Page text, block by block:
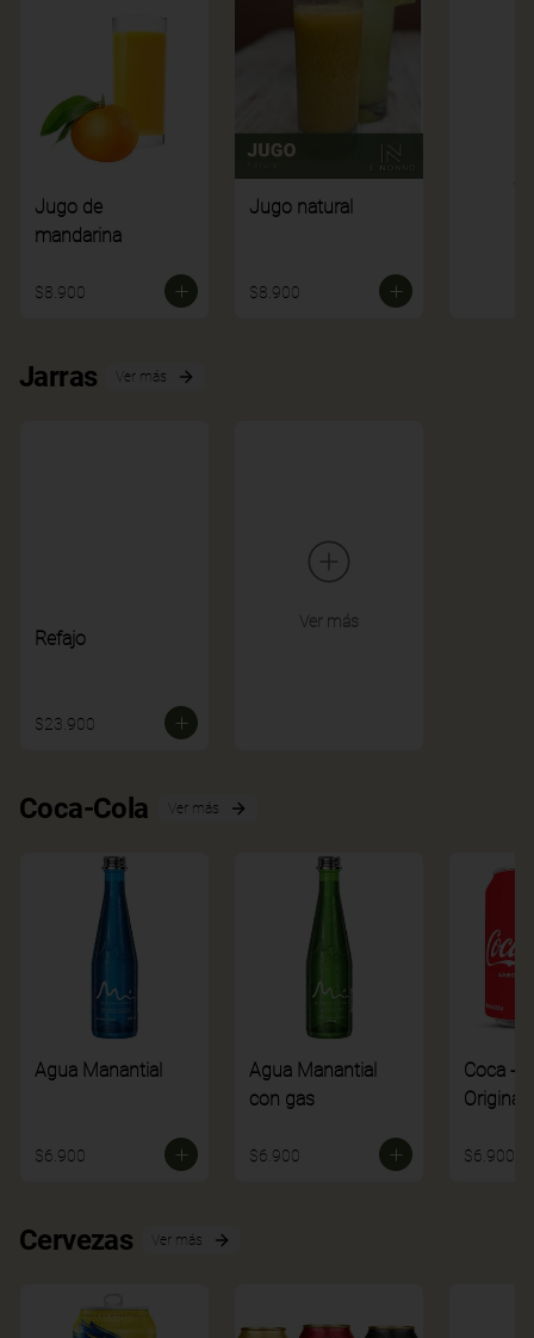
Jugo de
mandarina
$8.900
Jugo natural
$8.900
Jarras Ver más
Refajo
$23.900
Ver más
Coca-Cola Ver más
Agua Manantial
$6.900
Agua Manantial
con gas
$6.900
Coca -
Original
$6.900
Cervezas Ver más